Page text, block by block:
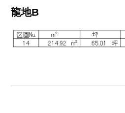
龍地B